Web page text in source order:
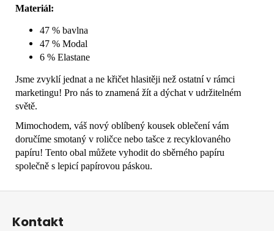
Materiál:
47 % bavlna
47 % Modal
6 % Elastane
Jsme zvyklí jednat a ne křičet hlasitěji než ostatní v rámci
marketingu! Pro nás to znamená žít a dýchat v udržitelném
světě.
Mimochodem, váš nový oblíbený kousek oblečení vám
doručíme smotaný v roličce nebo tašce z recyklovaného
papíru! Tento obal můžete vyhodit do sběrného papíru
společně s lepicí papírovou páskou.
Z
Kontakt